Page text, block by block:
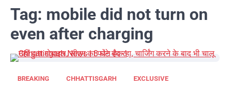
Tag: mobile did not turn on
even after charging
BREAKING CHHATTISGARH EXCLUSIVE